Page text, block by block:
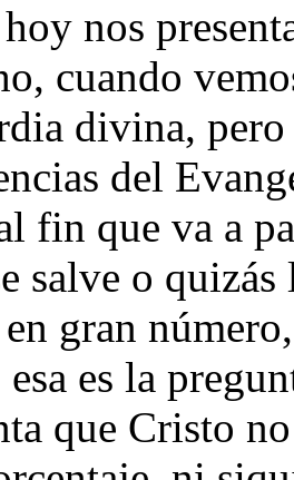
nos
cuando
divina, pero
del
fin que va a
salve o
gran
es la
que Cristo